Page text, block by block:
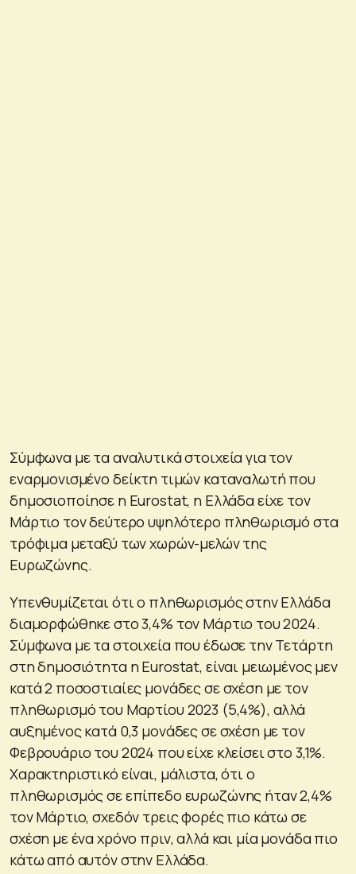
Σύμφωνα με τα αναλυτικά στοιχεία για τον
εναρμονισμένο δείκτη τιμών καταναλωτή που
δημοσιοποίησε η Eurostat, η Ελλάδα είχε τον
Μάρτιο τον δεύτερο υψηλότερο πληθωρισμό στα
τρόφιμα μεταξύ των χωρών-μελών της
Ευρωζώνης.
Υπενθυμίζεται ότι ο πληθωρισμός στην Ελλάδα
διαμορφώθηκε στο 3,4% τον Μάρτιο του 2024.
Σύμφωνα με τα στοιχεία που έδωσε την Τετάρτη
στη δημοσιότητα η Eurostat, είναι μειωμένος μεν
κατά 2 ποσοστιαίες μονάδες σε σχέση με τον
πληθωρισμό του Μαρτίου 2023 (5,4%), αλλά
αυξημένος κατά 0,3 μονάδες σε σχέση με τον
Φεβρουάριο του 2024 που είχε κλείσει στο 3,1%.
Χαρακτηριστικό είναι, μάλιστα, ότι ο
πληθωρισμός σε επίπεδο ευρωζώνης ήταν 2,4%
τον Μάρτιο, σχεδόν τρεις φορές πιο κάτω σε
σχέση με ένα χρόνο πριν, αλλά και μία μονάδα πιο
κάτω από αυτόν στην Ελλάδα.